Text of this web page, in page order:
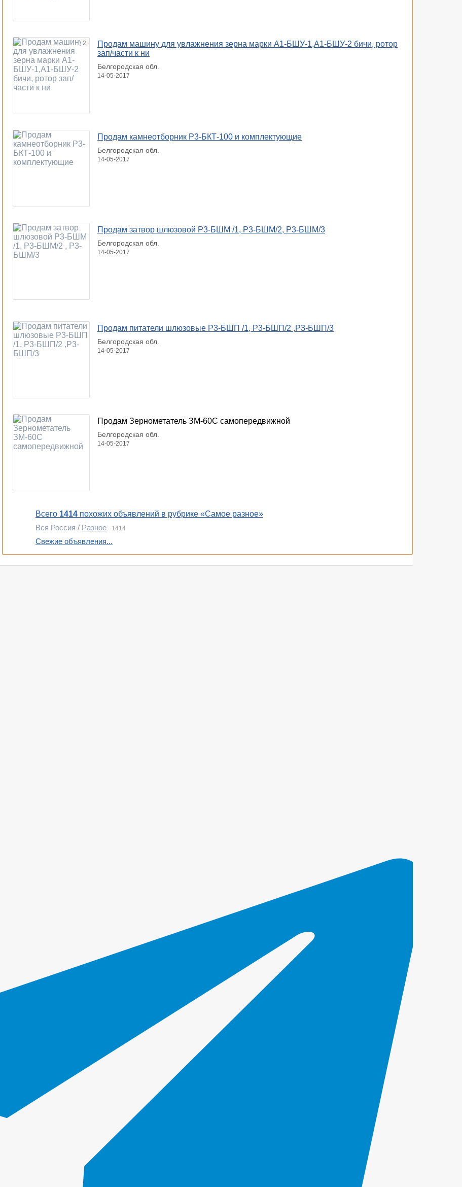
2
Продам машину для увлажнения зерна марки А1-БШУ-1,А1-БШУ-2 бичи, ротор
зап/части к ни
Белгородская обл.
14-05-2017
Продам камнеотборник Р3-БКТ-100 и комплектующие
Белгородская обл.
14-05-2017
Продам затвор шлюзовой Р3-БШМ /1, Р3-БШМ/2, Р3-БШМ/3
Белгородская обл.
14-05-2017
Продам питатели шлюзовые Р3-БШП /1, Р3-БШП/2 ,Р3-БШП/3
Белгородская обл.
14-05-2017
Продам Зернометатель ЗМ-60С самопередвижной
Белгородская обл.
14-05-2017
Всего 1414 похожих объявлений в рубрике «Самое разное»
Вся Россия / Разное 1414
Свежие объявления...